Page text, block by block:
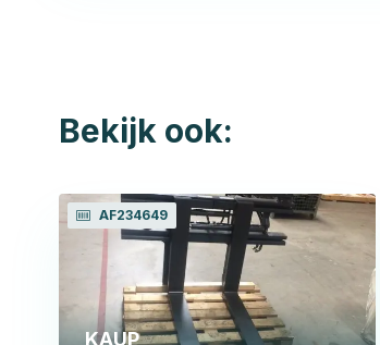
Bekijk ook:
AF234649
KAUP